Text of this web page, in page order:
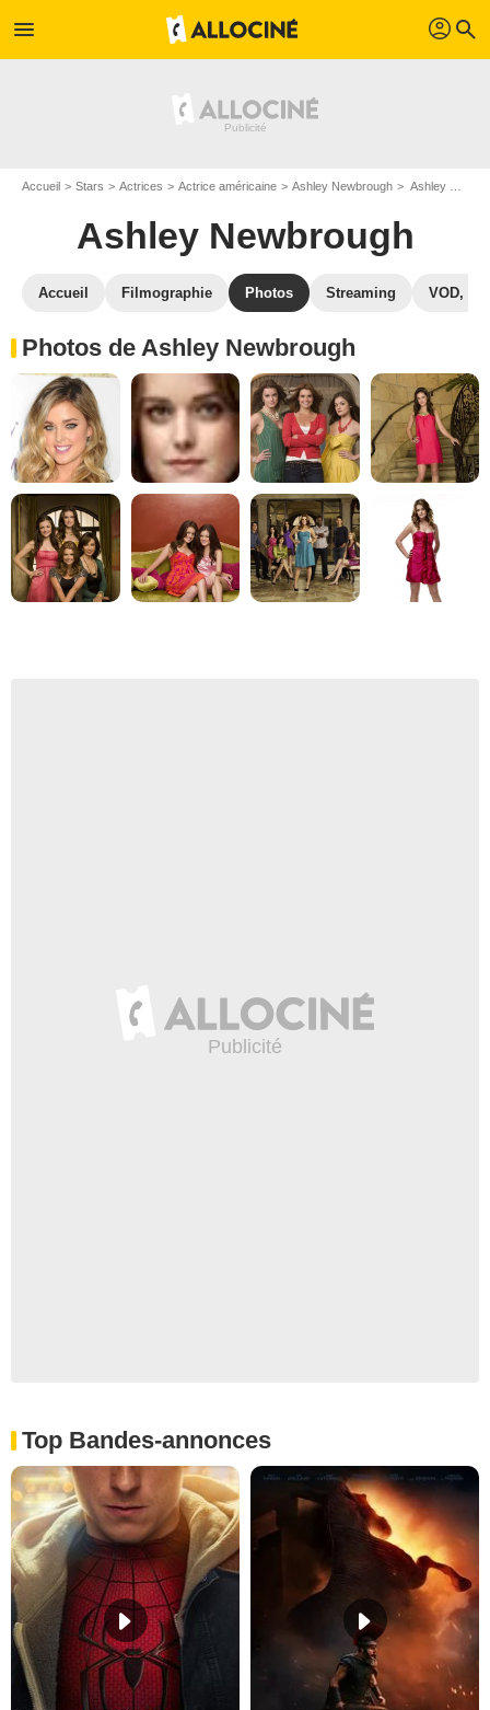
menu profil search
Accueil Stars Actrices Actrice américaine Ashley Newbrough Ashley Newbrough : Photos de ses films et séries
Ashley Newbrough
Accueil Filmographie Photos Streaming VOD,
Photos de Ashley Newbrough
Top Bandes-annonces